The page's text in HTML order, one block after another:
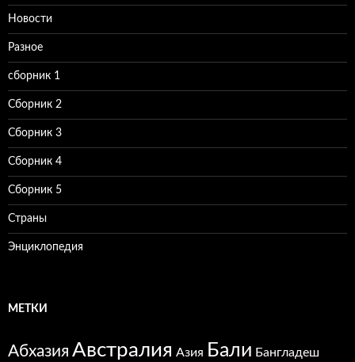
Новости
Разное
сборник 1
Сборник 2
Сборник 3
Сборник 4
Сборник 5
Страны
Энциклопедия
МЕТКИ
Абхазия Австралия Азия Бали Бангладеш